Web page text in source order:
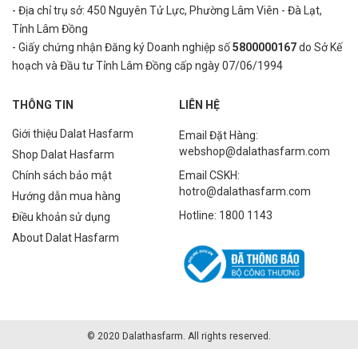
- Địa chỉ trụ sở: 450 Nguyên Tử Lực, Phường Lâm Viên - Đà Lạt,
Tỉnh Lâm Đồng
- Giấy chứng nhận Đăng ký Doanh nghiệp số5800000167do Sở Kế
hoạch và Đầu tư Tỉnh Lâm Đồng cấp ngày 07/06/1994
THÔNG TIN
Giới thiệu Dalat Hasfarm
Shop Dalat Hasfarm
Chính sách bảo mật
Hướng dẫn mua hàng
Điều khoản sử dụng
About Dalat Hasfarm
LIÊN HỆ
Email Đặt Hàng:
webshop@dalathasfarm.com
Email CSKH:
hotro@dalathasfarm.com
Hotline: 1800 1143
© 2020 Dalathasfarm. All rights reserved.